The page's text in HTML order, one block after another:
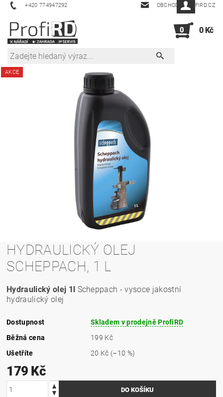
+420 774947292 OBCHOD@PROFIRD.CZ
0 0 Kč
AKCE
HYDRAULICKÝ OLEJ
SCHEPPACH, 1 L
Hydraulický olej 1l Scheppach - vysoce jakostní
hydraulický olej
Dostupnost
Skladem v prodejně ProfiRD
Běžná cena
199 Kč
Ušetříte
20 Kč (–10 %)
179 Kč